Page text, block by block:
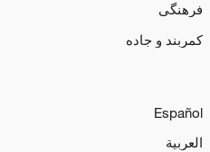
فرهنگی
کمربند و جاده
Español
العربية